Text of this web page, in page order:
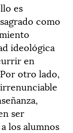
es
como
ideológica
en
otro lado,
ser
los alumnos